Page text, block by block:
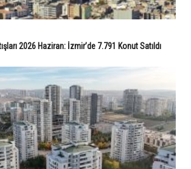
2026 Haziran: İzmir’de 7.791 Konut Satıldı